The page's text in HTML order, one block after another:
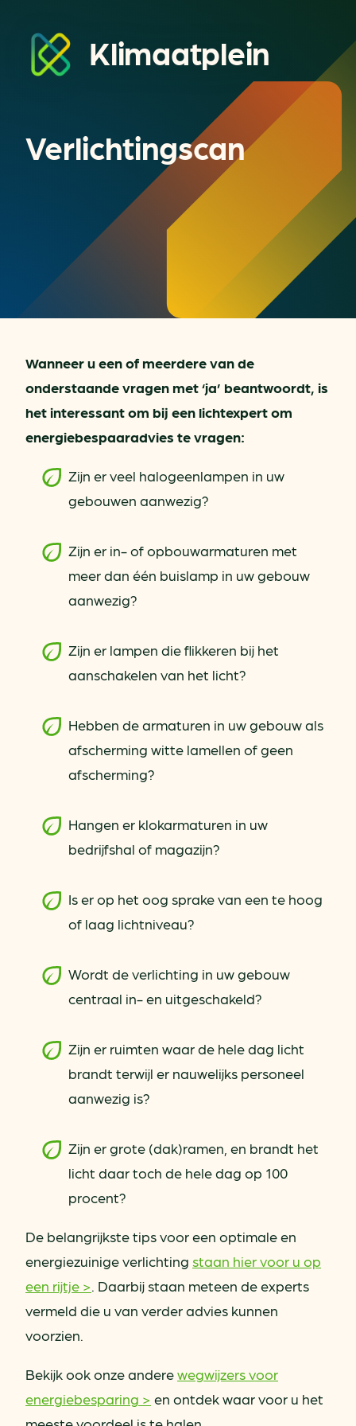
Klimaatplein
Verlichtingscan
Wanneer u een of meerdere van de
onderstaande vragen met ‘ja’ beantwoordt, is
het interessant om bij een lichtexpert om
energiebespaaradvies te vragen:
Zijn er veel halogeenlampen in uw
gebouwen aanwezig?
Zijn er in- of opbouwarmaturen met
meer dan één buislamp in uw gebouw
aanwezig?
Zijn er lampen die flikkeren bij het
aanschakelen van het licht?
Hebben de armaturen in uw gebouw als
afscherming witte lamellen of geen
afscherming?
Hangen er klokarmaturen in uw
bedrijfshal of magazijn?
Is er op het oog sprake van een te hoog
of laag lichtniveau?
Wordt de verlichting in uw gebouw
centraal in- en uitgeschakeld?
Zijn er ruimten waar de hele dag licht
brandt terwijl er nauwelijks personeel
aanwezig is?
Zijn er grote (dak)ramen, en brandt het
licht daar toch de hele dag op 100
procent?
De belangrijkste tips voor een optimale en
energiezuinige verlichting staan hier voor u op
een rijtje > . Daarbij staan meteen de experts
vermeld die u van verder advies kunnen
voorzien.
Bekijk ook onze anderewegwijzers voor
energiebesparing > en ontdek waar voor u het